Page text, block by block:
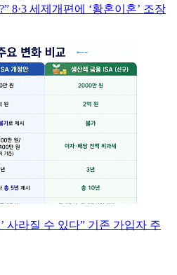
8·3 세제개편에 ‘황혼이혼’ 조장
사라질 수 있다” 기존 가입자 주